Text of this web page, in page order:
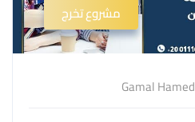
مشروع تخرج
Gamal Hamed